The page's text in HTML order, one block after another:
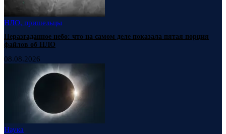
НЛО, пришельцы
Неразгаданное небо: что на самом деле показала пятая порция
файлов об НЛО
08.08.2026
Наука